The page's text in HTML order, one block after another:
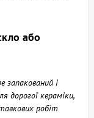
або
запакований і
дорогої кераміки,
робіт